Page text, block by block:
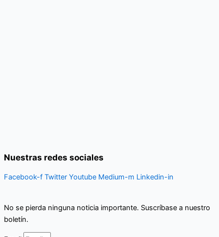
Nuestras redes sociales
Facebook-f Twitter Youtube Medium-m Linkedin-in
No se pierda ninguna noticia importante. Suscríbase a nuestro
boletín.